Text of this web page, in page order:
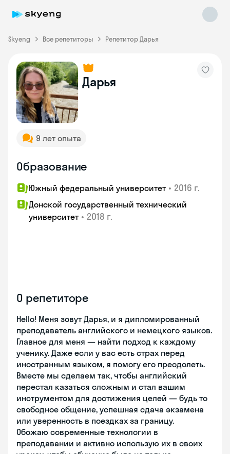
Skyeng Все репетиторы Репетитор Дарья
Дарья
9 лет опыта
Образование
Южный федеральный университет • 2016 г.
Донской государственный технический
университет • 2018 г.
О репетиторе
Hello! Меня зовут Дарья, и я дипломированный
преподаватель английского и немецкого языков.
Главное для меня — найти подход к каждому
ученику. Даже если у вас есть страх перед
иностранным языком, я помогу его преодолеть.
Вместе мы сделаем так, чтобы английский
перестал казаться сложным и стал вашим
инструментом для достижения целей — будь то
свободное общение, успешная сдача экзамена
или уверенность в поездках за границу.
Обожаю современные технологии в
преподавании и активно использую их в своих
Skyeng Chat
online